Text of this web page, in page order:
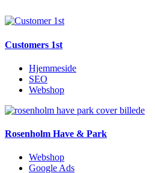
Customers 1st
Hjemmeside
SEO
Webshop
Rosenholm Have & Park
Webshop
Google Ads